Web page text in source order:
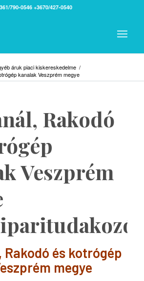
790-0546 +3670/427-0540
áruk piaci kiskereskedelme /
kanalak Veszprém megye
Rakodó
Veszprém
Rakodó és kotrógép
megye